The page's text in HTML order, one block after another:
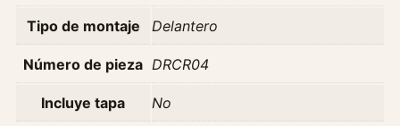
d
Tipo de montaje
Delantero
Número de pieza DRCR04
Incluye tapa No